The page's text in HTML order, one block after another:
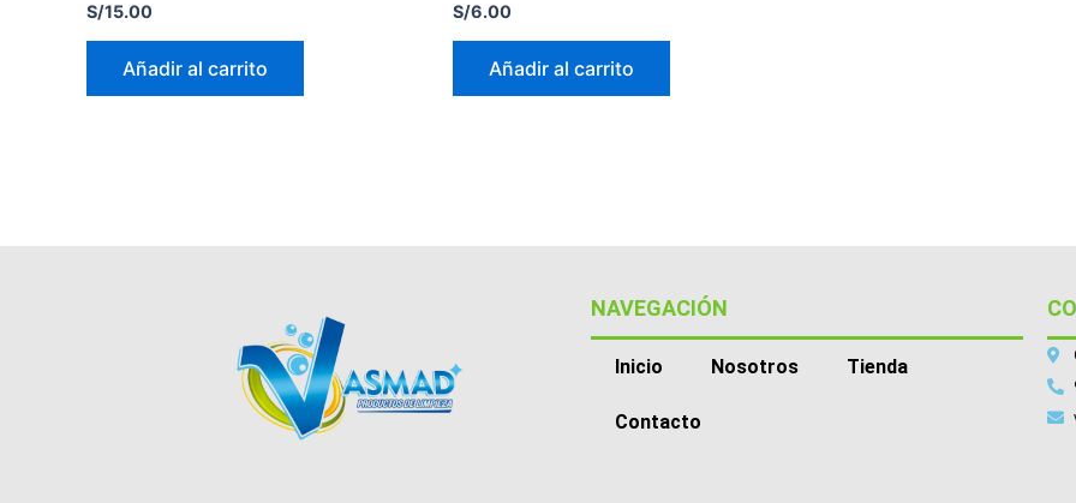
S/15.00
Añadir al carrito
S/6.00
Añadir al carrito
NAVEGACIÓN
Inicio Nosotros Tienda
Contacto